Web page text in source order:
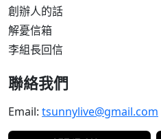
創辦人的話
解憂信箱
李組長回信
聯絡我們
Email: tsunnylive@gmail.com